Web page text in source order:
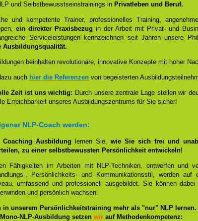
und Selbstbewusstseinstrainings in Privatleben und Beruf.
und kompetente Trainer, professionelles Training,
ein direkter Praxisbezug in der Arbeit mit Privat- und
Serviceleistungen kennzeichnen seit Jahren unsere
Ausbildungsqualität.
beinhalten revolutionäre, innovative Konzepte mit hoher
auch hier die Referenzen von begeisterten
Zeit ist uns wichtig: Durch unsere zentrale Lage stellen wir
Erreichbarkeit unseres Ausbildungszentrums für Sie sicher!
NLP-Coach werden:
Coaching Ausbildung lernen Sie, wie Sie sich frei und
zu einer selbstbewussten Persönlichkeit entwickeln!
Fähigkeiten im Arbeiten mit NLP-Techniken, entwerfen und
, Persönlichkeits- und Kommunikationsstil, werden auf
umfassend und professionell ausgebildet. Sie können dabei
und persönlich wachsen.
in unserem Persönlichkeitstraining mehr als "nur" NLP lernen.
NLP-Ausbildung setzen wir auf Methodenkompetenz: